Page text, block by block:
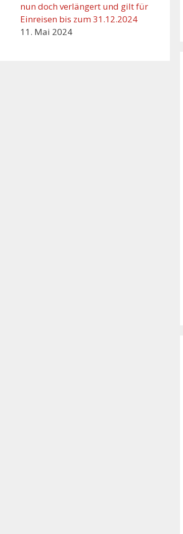
nun doch verlängert und gilt für
Einreisen bis zum 31.12.2024
11. Mai 2024